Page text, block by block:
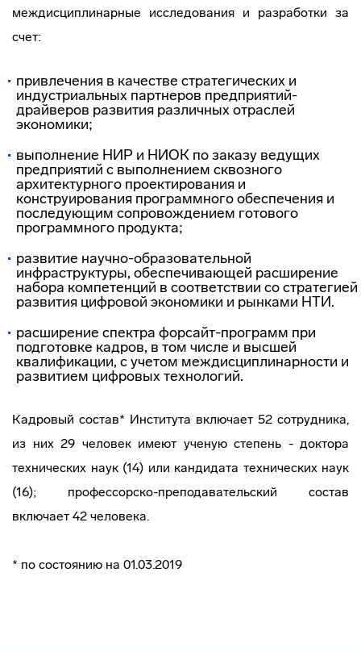
междисциплинарные исследования и разработки за
счет:
привлечения в качестве стратегических и
индустриальных партнеров предприятий-
драйверов развития различных отраслей
экономики;
выполнение НИР и НИОК по заказу ведущих
предприятий с выполнением сквозного
архитектурного проектирования и
конструирования программного обеспечения и
последующим сопровождением готового
программного продукта;
развитие научно-образовательной
инфраструктуры, обеспечивающей расширение
набора компетенций в соответствии со стратегией
развития цифровой экономики и рынками НТИ.
расширение спектра форсайт-программ при
подготовке кадров, в том числе и высшей
квалификации, с учетом междисциплинарности и
развитием цифровых технологий.
Кадровый состав* Института включает 52 сотрудника,
из них 29 человек имеют ученую степень - доктора
технических наук (14) или кандидата технических наук
(16); профессорско-преподавательский состав
включает 42 человека.
* по состоянию на 01.03.2019